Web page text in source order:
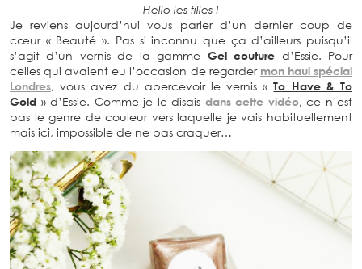
Hello les filles !
Je reviens aujourd’hui vous parler d’un dernier coup de
cœur « Beauté ». Pas si inconnu que ça d’ailleurs puisqu’il
s’agit d’un vernis de la gamme Gel couture d’Essie. Pour
celles qui avaient eu l’occasion de regarder mon haul spécial
Londres, vous avez du apercevoir le vernis «To Have & To
Gold » d’Essie. Comme je le disais dans cette vidéo, ce n’est
pas le genre de couleur vers laquelle je vais habituellement
mais ici, impossible de ne pas craquer…